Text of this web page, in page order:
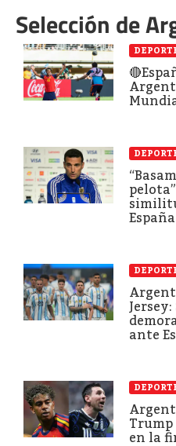
Selección de
ante
Trump
en la